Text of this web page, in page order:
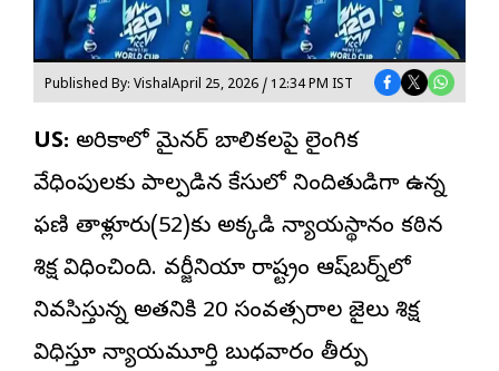
Published By: VishalApril 25, 2026 / 12:34 PM IST
US: అమెరికాలో మైనర్ బాలికలపై లైంగిక
వేధింపులకు పాల్పడిన కేసులో నిందితుడిగా ఉన్న
ఫణి తాళ్లూరు(52)కు అక్కడి న్యాయస్థానం కఠిన
శిక్ష విధించింది. వర్జీనియా రాష్ట్రం ఆష్‌బర్న్‌లో
నివసిస్తున్న అతనికి 20 సంవత్సరాల జైలు శిక్ష
విధిస్తూ న్యాయమూర్తి బుధవారం తీర్పు